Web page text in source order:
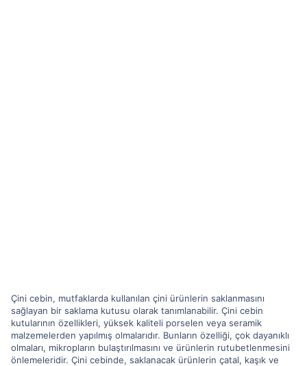
Çini cebin, mutfaklarda kullanılan çini ürünlerin saklanmasını
sağlayan bir saklama kutusu olarak tanımlanabilir. Çini cebin
kutularının özellikleri, yüksek kaliteli porselen veya seramik
malzemelerden yapılmış olmalarıdır. Bunların özelliği, çok dayanıklı
olmaları, mikropların bulaştırılmasını ve ürünlerin rutubetlenmesini
önlemeleridir. Çini cebinde, saklanacak ürünlerin çatal, kaşık ve